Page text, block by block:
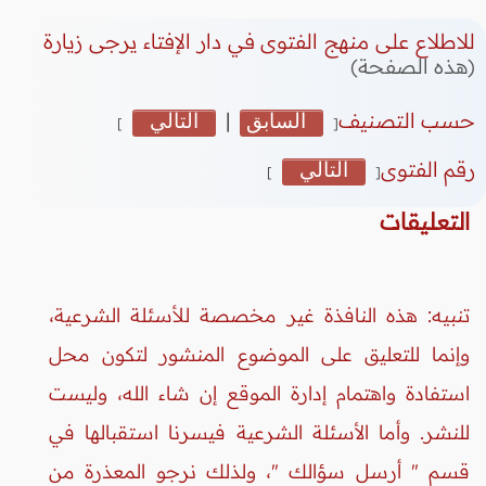
للاطلاع على منهج الفتوى في دار الإفتاء يرجى زيارة
(هذه الصفحة)
حسب التصنيف[ السابق | التالي ]
رقم الفتوى[ التالي ]
التعليقات
تنبيه: هذه النافذة غير مخصصة للأسئلة الشرعية،
وإنما للتعليق على الموضوع المنشور لتكون محل
استفادة واهتمام إدارة الموقع إن شاء الله، وليست
للنشر. وأما الأسئلة الشرعية فيسرنا استقبالها في
قسم " أرسل سؤالك "، ولذلك نرجو المعذرة من